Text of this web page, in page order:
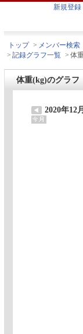
新規登録
トップ > メンバー検索
> 記録グラフ一覧 > 体
体重(kg)のグラフ
2020年12月